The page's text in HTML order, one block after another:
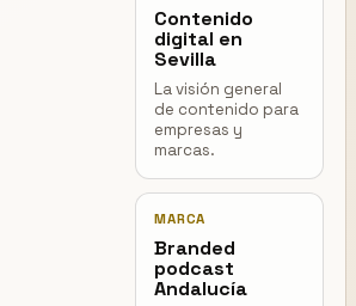
Contenido
digital en
Sevilla
La visión general
de contenido para
empresas y
marcas.
MARCA
Branded
podcast
Andalucía